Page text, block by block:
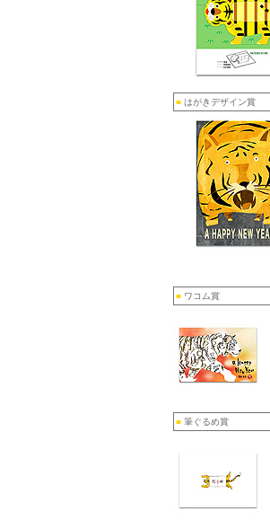
■ はがきデザイン賞
■ ワコム賞
■ 筆ぐるめ賞